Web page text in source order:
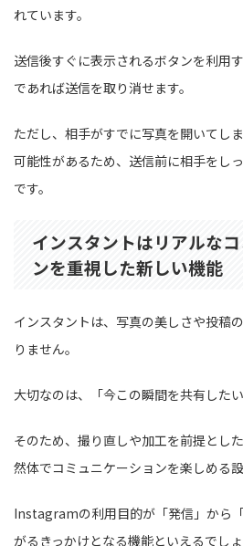
れています。
送信後すぐに表示されるボタンを利用
であれば送信を取り消せます。
ただし、相手がすでに写真を開いてし
可能性があるため、送信前に相手をし
です。
インスタントはリアルな
ンを重視した新しい機能
インスタントは、写真の美しさや投稿
りません。
大切なのは、「今この瞬間を共有した
そのため、撮り直しや加工を前提とし
然体でコミュニケーションを楽しめる設
Instagramの利用目的が「発信」から
がるきっかけとなる機能といえるでしょ